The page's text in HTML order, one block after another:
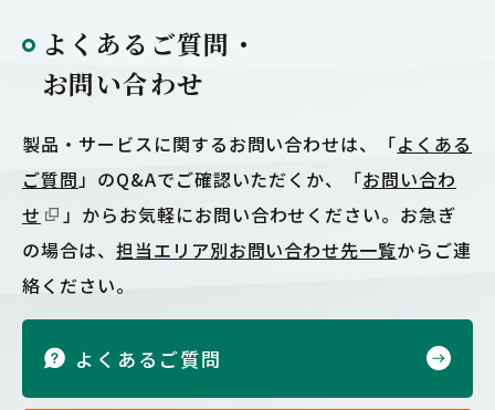
よくあるご質問・
お問い合わせ
製品・サービスに関するお問い合わせは、「よくある
ご質問 」のQ&Aでご確認いただくか、「お問い合わ
せ
」からお気軽にお問い合わせください。お急ぎ
の場合は、 担当エリア別お問い合わせ先一覧からご連
絡ください。
よくあるご質問